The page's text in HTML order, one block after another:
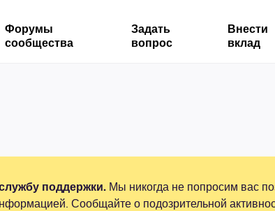
Форумы
сообщества
Задать
вопрос
Внести
вклад
поддержки. Мы никогда не попросим вас
Сообщайте о подозрительной